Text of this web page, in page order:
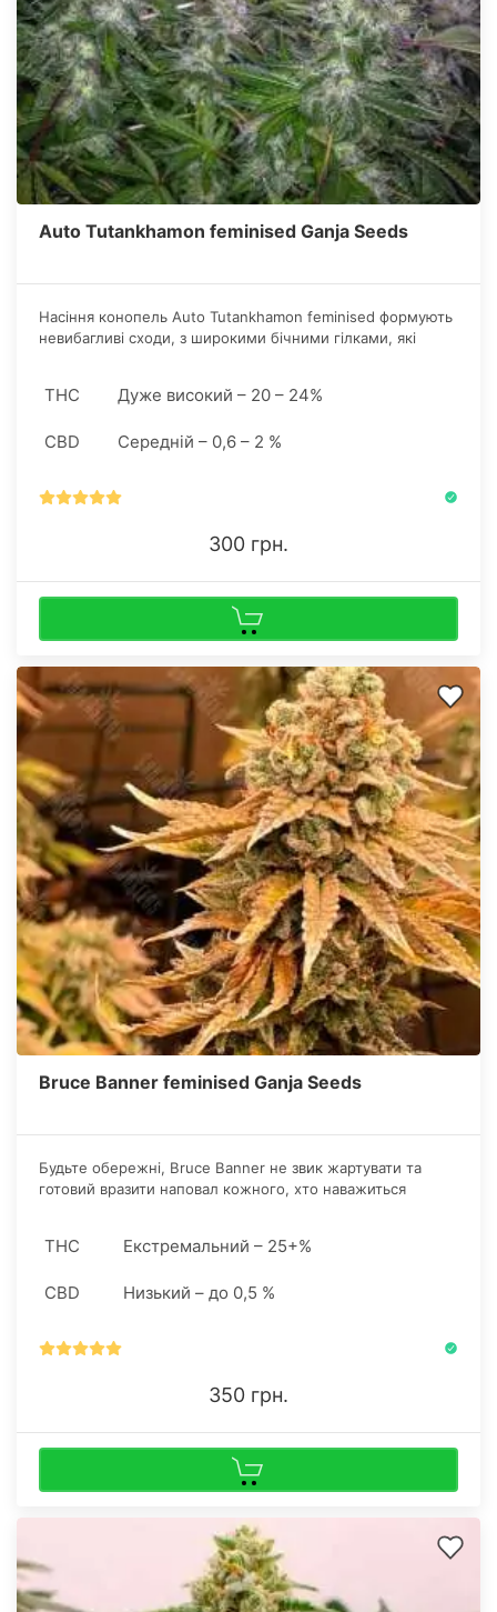
Auto Tutankhamon feminised Ganja Seeds
Насіння конопель Аuto Tutankhamon feminised формують
невибагливі сходи, з широкими бічними гілками, які
THC Дуже високий – 20 – 24%
CBD Середній – 0,6 – 2 %
300 грн.
Bruce Banner feminised Ganja Seeds
Будьте обережні, Bruce Banner не звик жартувати та
готовий вразити наповал кожного, хто наважиться
нагородить вас усією силою і глибиною
THC Екстремальний – 25+%
CBD Низький – до 0,5 %
350 грн.